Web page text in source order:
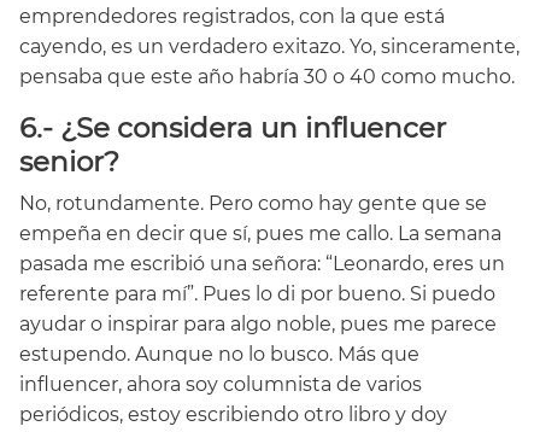
emprendedores registrados, con la que está
cayendo, es un verdadero exitazo. Yo, sinceramente,
pensaba que este año habría 30 o 40 como mucho.
6.- ¿Se considera un influencer
senior?
No, rotundamente. Pero como hay gente que se
empeña en decir que sí, pues me callo. La semana
pasada me escribió una señora: “Leonardo, eres un
referente para mí”. Pues lo di por bueno. Si puedo
ayudar o inspirar para algo noble, pues me parece
estupendo. Aunque no lo busco. Más que
influencer, ahora soy columnista de varios
periódicos, estoy escribiendo otro libro y doy